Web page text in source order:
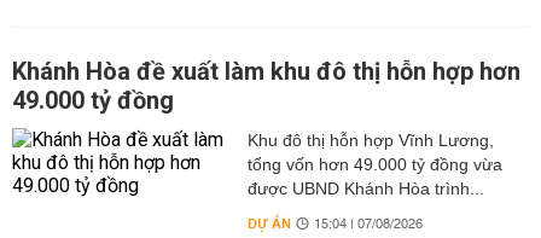
Khánh Hòa đề xuất làm khu đô thị hỗn hợp hơn
49.000 tỷ đồng
Khu đô thị hỗn hợp Vĩnh Lương,
tổng vốn hơn 49.000 tỷ đồng vừa
được UBND Khánh Hòa trình...
DỰ ÁN 15:04 | 07/08/2026